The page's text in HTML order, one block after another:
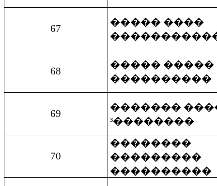
67
����� ����
68
����� �����
����������
69
�������
³��������
70
��������
���������
����������